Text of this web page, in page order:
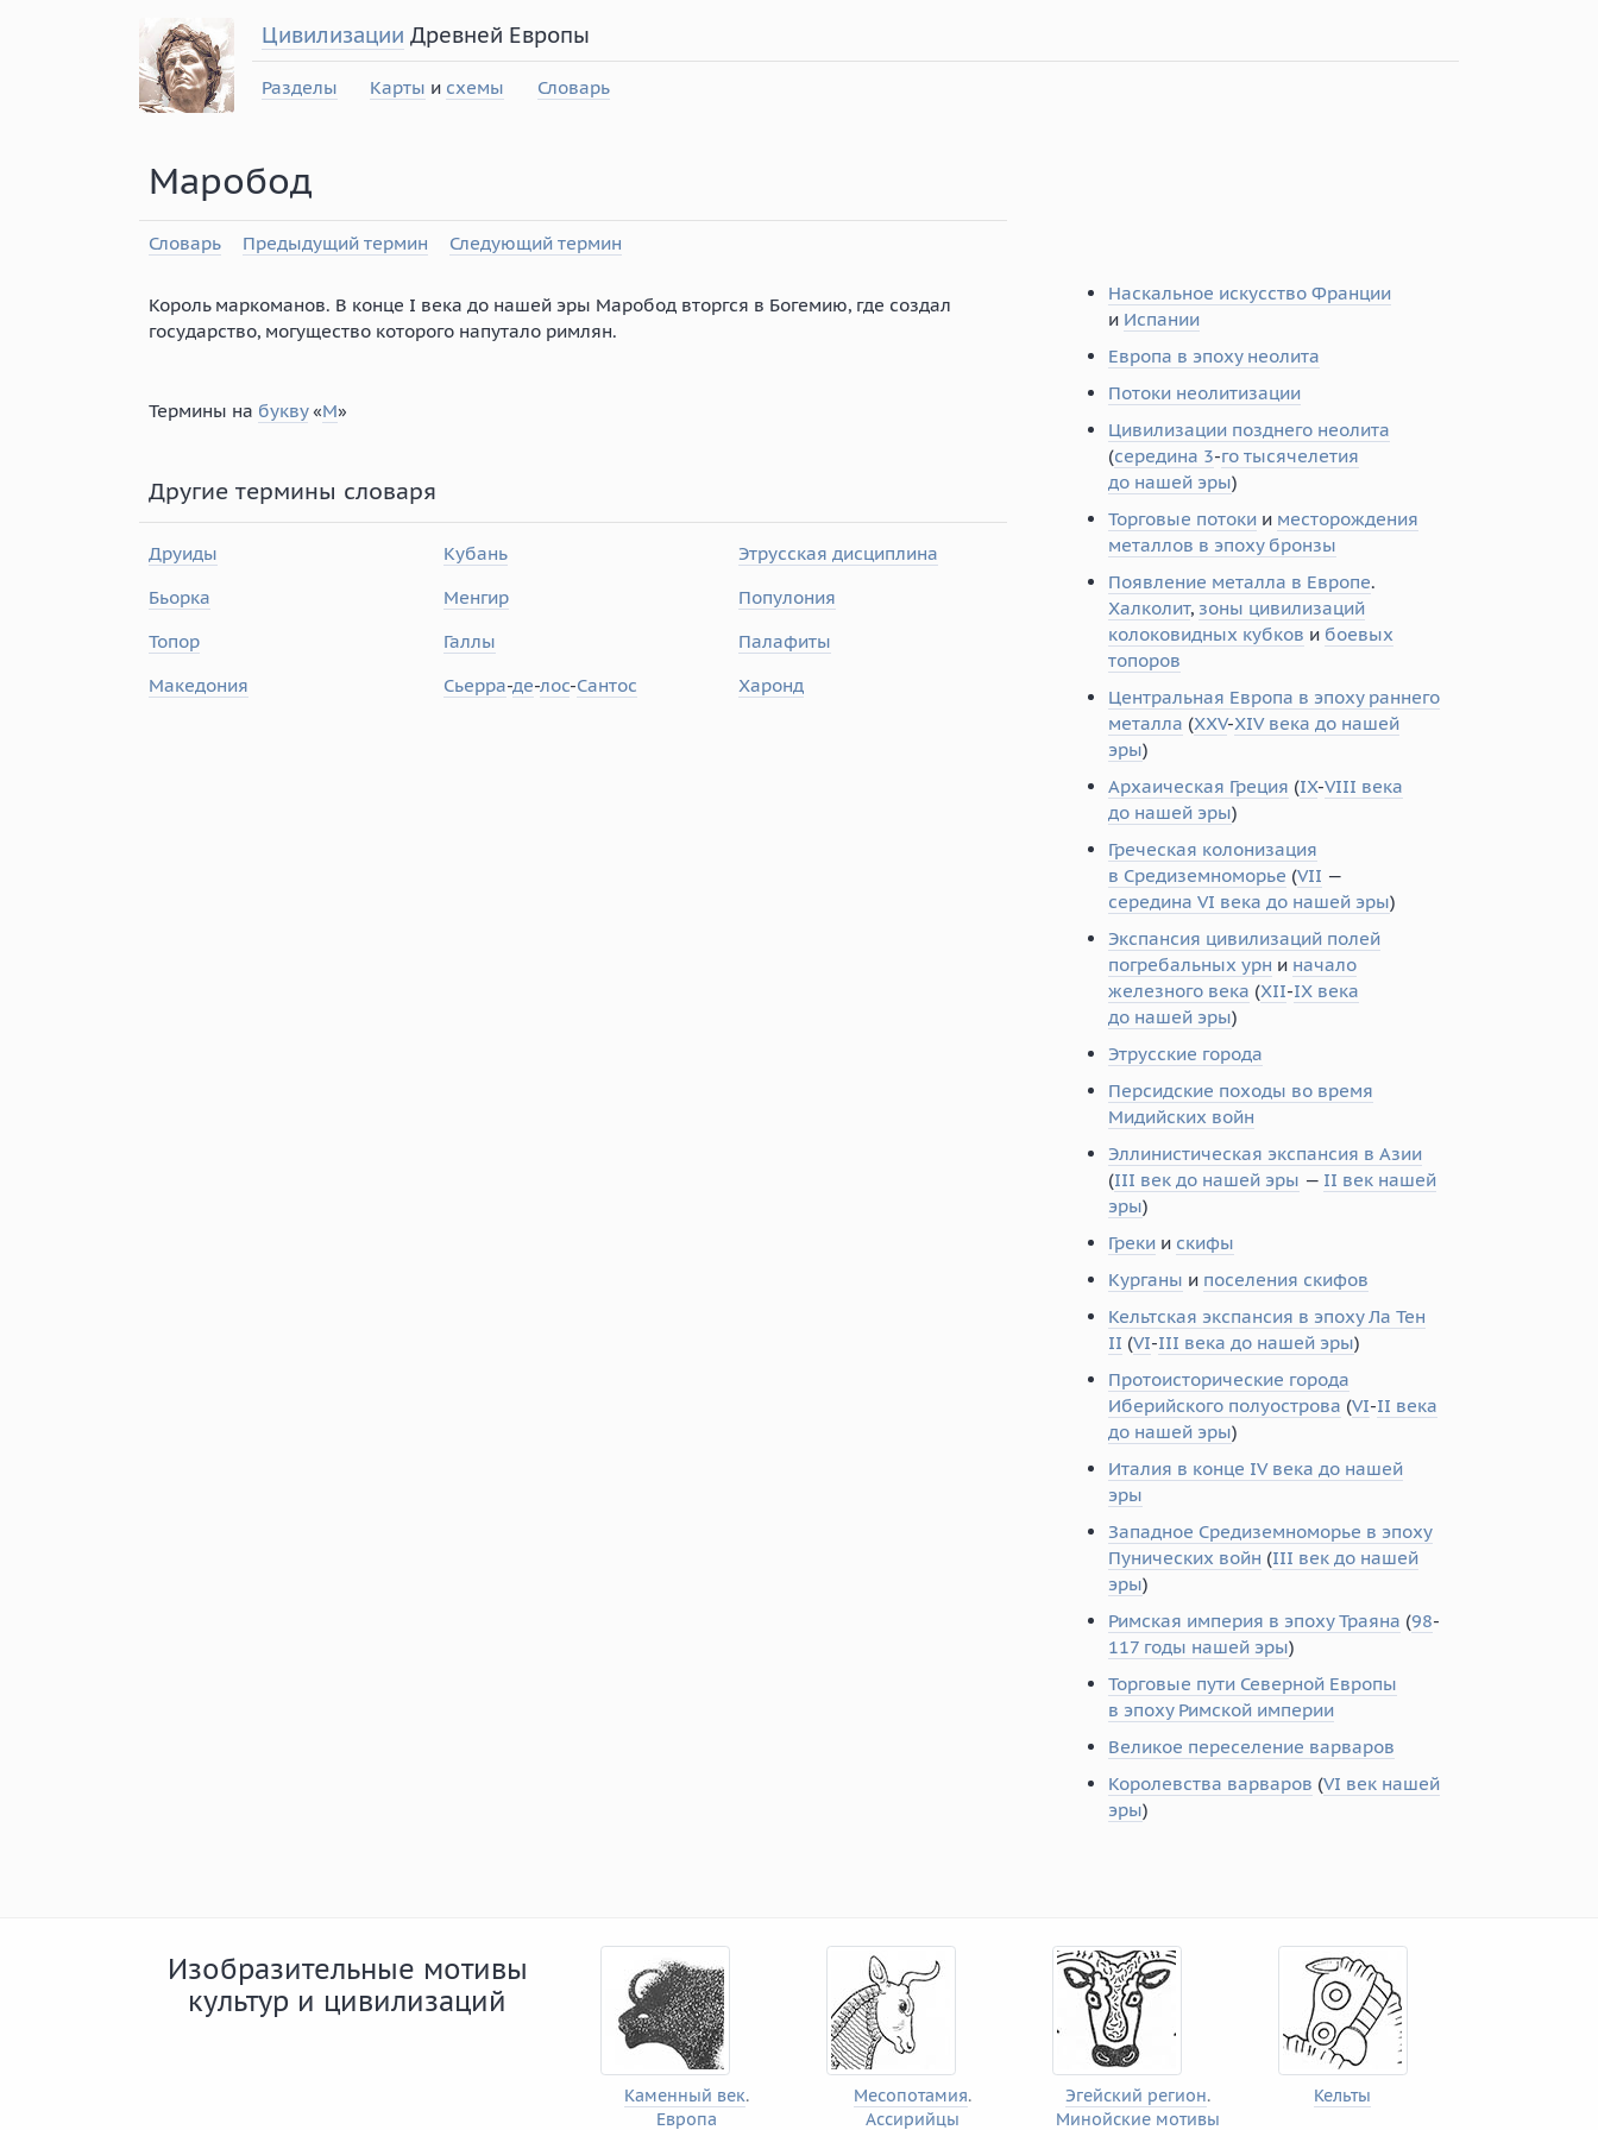
Цивилизации Древней Европы
Разделы Карты и схемы Словарь
Маробод
Словарь Предыдущий термин Следующий термин
Король маркоманов. В конце I века до нашей эры Маробод вторгся в Богемию, где создал
государство, могущество которого напутало римлян.
Термины на букву«М»
Другие термины словаря
Друиды Кубань
Этрусская дисциплина
Бьорка
Менгир
Популония
Топор
Галлы
Палафиты
Македония
Сьерра-де-лос-Сантос Харонд
Наскальное искусство Франции
и Испании
Европа в эпоху неолита
Потоки неолитизации
Цивилизации позднего неолита
(середина 3-го тысячелетия
до нашей эры)
Торговые потоки и месторождения
металлов в эпоху бронзы
Появление металла в Европе.
Халколит, зоны цивилизаций
колоковидных кубков и боевых
топоров
Центральная Европа в эпоху раннего
металла (XXV-XIV века до нашей
эры)
Архаическая Греция (IX-VIII века
до нашей эры)
Греческая колонизация
в Средиземноморье (VII —
середина VI века до нашей эры)
Экспансия цивилизаций полей
погребальных урн и начало
железного века (XII-IX века
до нашей эры)
Этрусские города
Персидские походы во время
Мидийских войн
Эллинистическая экспансия в Азии
(III век до нашей эры — II век нашей
эры)
Греки и скифы
Курганы и поселения скифов
Кельтская экспансия в эпоху Ла Тен
II (VI-III века до нашей эры)
Протоисторические города
Иберийского полуострова (VI-II века
до нашей эры)
Италия в конце IV века до нашей
эры
Западное Средиземноморье в эпоху
Пунических войн (III век до нашей
эры)
Римская империя в эпоху Траяна (98-
117 годы нашей эры)
Торговые пути Северной Европы
в эпоху Римской империи
Великое переселение варваров
Королевства варваров (VI век нашей
эры)
Изобразительные мотивы
культур и цивилизаций
Каменный век.
Европа
Месопотамия.
Ассирийцы
Эгейский регион.
Минойские мотивы
Кельты